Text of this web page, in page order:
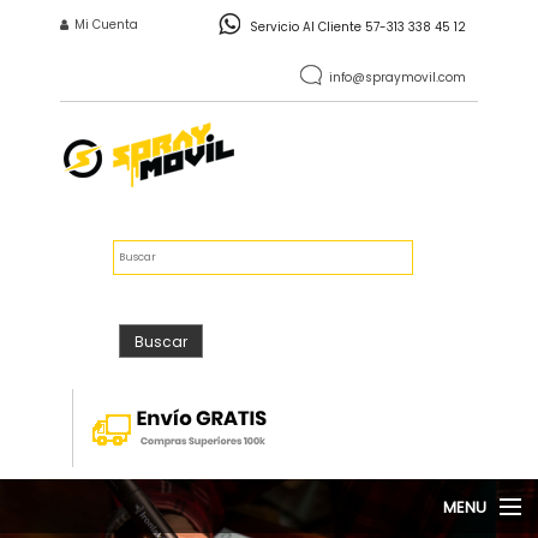
Pasar al contenido principal
INICIO DE SESIÓN
Mi Cuenta Servicio Al Cliente 57-313 338 45 12
info@spraymovil.com
FORMULARIO DE
BÚSQUEDA
Buscar
Buscar
MENU